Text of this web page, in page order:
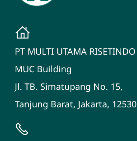
PT MULTI UTAMA RISETINDO
MUC Building
Jl. TB. Simatupang No. 15,
Tanjung Barat, Jakarta, 12530